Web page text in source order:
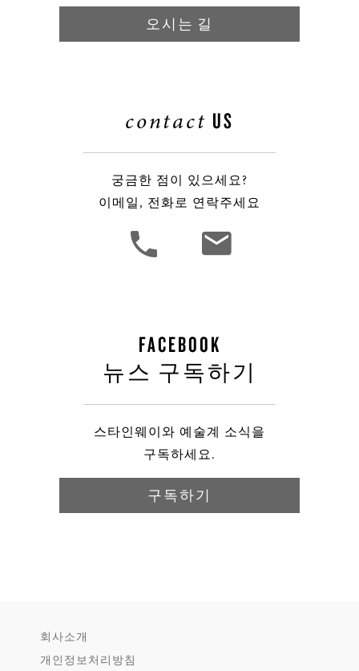
오시는 길
contact US
궁금한 점이 있으세요?
이메일, 전화로 연락주세요
FACEBOOK
뉴스 구독하기
스타인웨이와 예술계 소식을
구독하세요.
구독하기
회사소개
개인정보처리방침